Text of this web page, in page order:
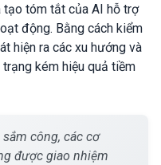
tạo tóm tắt của AI hỗ trợ
động. Bằng cách kiểm
hiện ra các xu hướng và
kém hiệu quả tiềm
công, các cơ
được giao nhiệm